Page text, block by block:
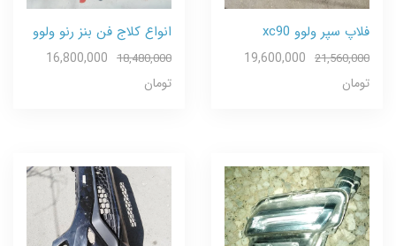
فلاپ سپر ولوو xc90
21,560,000
19,600,000
تومان
انواع کلاج فن بنز رنو ولوو
18,480,000
16,800,000
تومان